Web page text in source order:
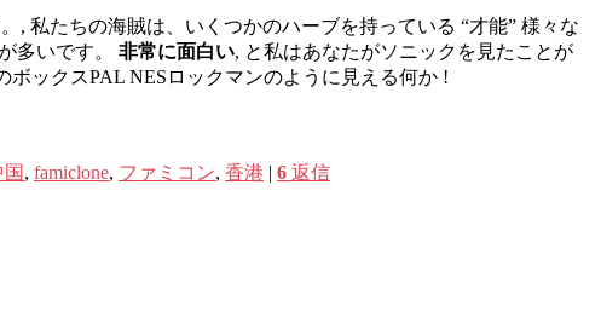
私たちの海賊は、いくつかのハーブを持っている “才能” 様々な
多いです。 非常に面白い, と私はあなたがソニックを見たことが
ックスPAL NESロックマンのように見える何か !
国 , famiclone, ファミコン, 香港 | 6 返信